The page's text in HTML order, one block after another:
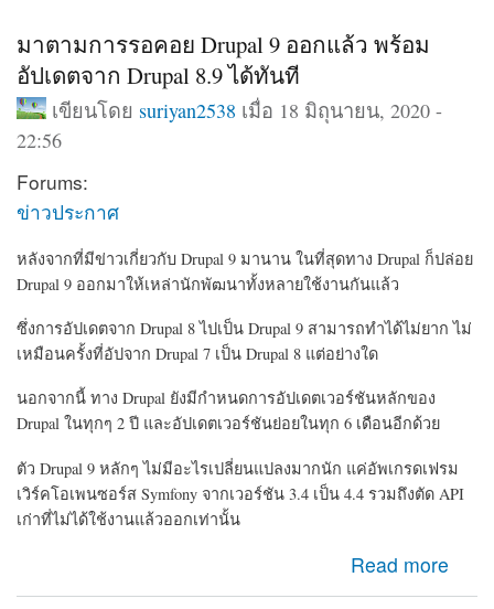
มาตามการรอคอย Drupal 9 ออกแล้ว พร้อม
อัปเดตจาก Drupal 8.9 ได้ทันที
เขียนโดย suriyan2538 เมื่อ 18 มิถุนายน, 2020 -
22:56
Forums:
ข่าวประกาศ
หลังจากที่มีข่าวเกี่ยวกับ Drupal 9 มานาน ในที่สุดทาง Drupal ก็ปล่อย
Drupal 9 ออกมาให้เหล่านักพัฒนาทั้งหลายใช้งานกันแล้ว
ซึ่งการอัปเดตจาก Drupal 8 ไปเป็น Drupal 9 สามารถทำได้ไม่ยาก ไม่
เหมือนครั้งที่อัปจาก Drupal 7 เป็น Drupal 8 แต่อย่างใด
นอกจากนี้ ทาง Drupal ยังมีกำหนดการอัปเดตเวอร์ชันหลักของ
Drupal ในทุกๆ 2 ปี และอัปเดตเวอร์ชันย่อยในทุก 6 เดือนอีกด้วย
ตัว Drupal 9 หลักๆ ไม่มีอะไรเปลี่ยนแปลงมากนัก แค่อัพเกรดเฟรม
เวิร์คโอเพนซอร์ส Symfony จากเวอร์ชัน 3.4 เป็น 4.4 รวมถึงตัด API
เก่าที่ไม่ได้ใช้งานแล้วออกเท่านั้น
Read more
about มาตามการรอคอย Drupal 9 ออกแล้ว พร้อมอัปเดต
จาก Drupal 8.9 ได้ทันที